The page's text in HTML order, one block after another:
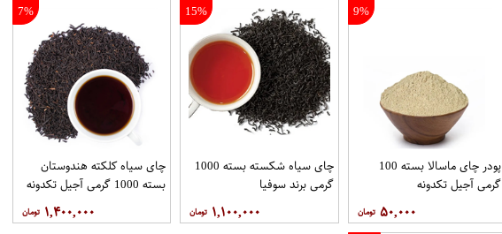
9%
پودر چای ماسالا بسته 100
گرمی آجیل تکدونه
۵۰,۰۰۰
15%
چای سیاه شکسته بسته 1000
گرمی برند سوفیا
۱,۱۰۰,۰۰۰
7%
چای سیاه کلکته هندوستان
بسته 1000 گرمی آجیل تکدونه
۱,۴۰۰,۰۰۰